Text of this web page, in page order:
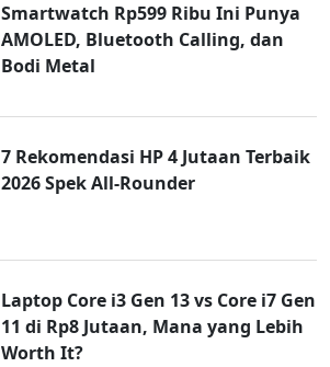
Smartwatch Rp599 Ribu Ini Punya
AMOLED, Bluetooth Calling, dan
Bodi Metal
7 Rekomendasi HP 4 Jutaan Terbaik
2026 Spek All-Rounder
Laptop Core i3 Gen 13 vs Core i7 Gen
11 di Rp8 Jutaan, Mana yang Lebih
Worth It?